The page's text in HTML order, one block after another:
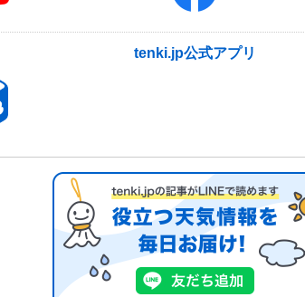
tenki.jp公式アプリ